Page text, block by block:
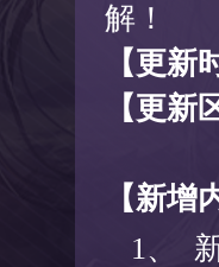
解！
【更新
【更新
【新增
1、